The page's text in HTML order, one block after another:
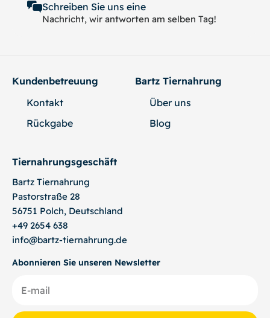
Schreiben Sie uns eine
Nachricht, wir antworten am selben Tag!
Kundenbetreuung
Kontakt
Rückgabe
Bartz Tiernahrung
Über uns
Blog
Tiernahrungsgeschäft
Bartz Tiernahrung
Pastorstraße 28
56751 Polch, Deutschland
+49 2654 638
info@bartz-tiernahrung.de
Abonnieren Sie unseren Newsletter